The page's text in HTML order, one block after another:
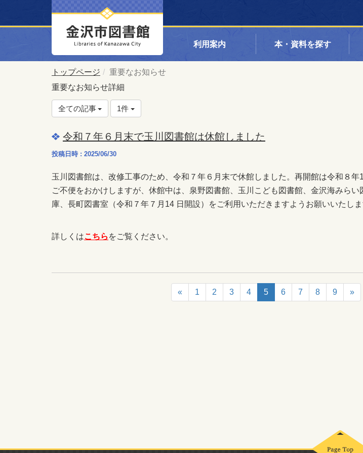
利用案内 本・資料を探す
トップページ
重要なお知らせ
重要なお知らせ詳細
全ての記事 1件
令和７年６月末で玉川図書館は休館しました
投稿日時 : 2025/06/30
玉川図書館は、改修工事のため、令和７年６月末で休館しました。再開館は令和８年
ご不便をおかけしますが、休館中は、泉野図書館、玉川こども図書館、金沢海みら
庫、長町図書室（令和７年７月14 日開設）をご利用いただきますようお願いいたしま
詳しくはこちら をご覧ください。
« 1 2 3 4 5 6 7 8 9 »